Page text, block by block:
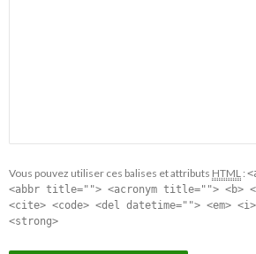
Vous pouvez utiliser ces balises et attributs HTML :
<abbr title=""> <acronym title=""> <b>
<cite> <code> <del datetime=""> <em>
<strong>